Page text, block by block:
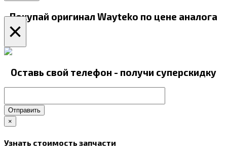
Покупай оригинал Wayteko по цене аналога
×
Оставь свой телефон - получи суперскидку
Отправить
×
Узнать стоимость запчасти